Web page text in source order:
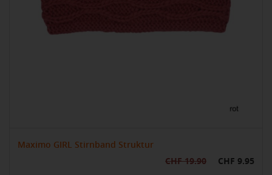
Maximo GIRL Stirnband Struktur
CHF 19.90
CHF 9.95